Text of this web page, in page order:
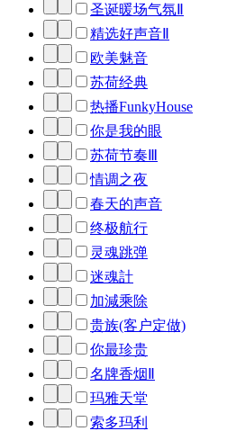
圣诞暖场气氛Ⅱ
精选好声音Ⅱ
欧美魅音
苏荷经典
热播FunkyHouse
你是我的眼
苏荷节奏Ⅲ
情调之夜
春天的声音
终极航行
灵魂跳弹
迷魂計
加減乘除
贵族(客户定做)
你最珍贵
名牌香烟Ⅱ
玛雅天堂
索多玛利